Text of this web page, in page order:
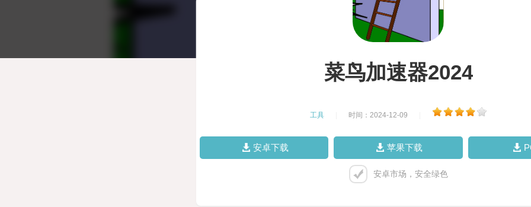
菜鸟加速器2024
工具 时间：2024-12-09
安卓下载 苹果下载
安卓市场，安全绿色